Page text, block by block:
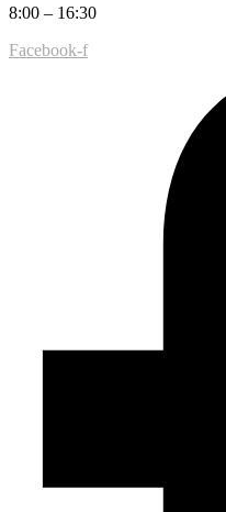
8:00 – 16:30
Facebook-f